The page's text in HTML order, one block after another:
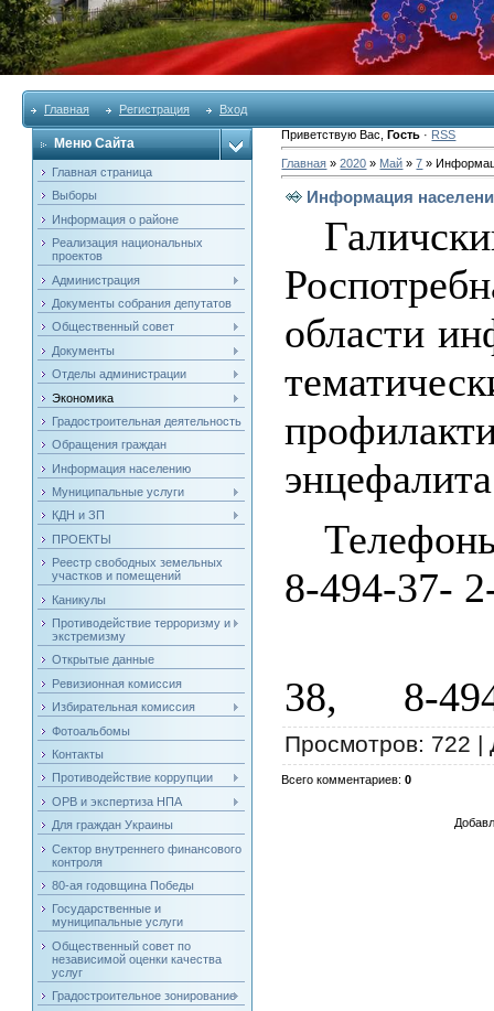
Главная Регистрация Вход
Меню Сайта
Главная страница
Выборы
Информация о районе
Реализация национальных
проектов
Администрация
Документы собрания депутатов
Общественный совет
Документы
Отделы администрации
Экономика
Градостроительная деятельность
Обращения граждан
Информация населению
Муниципальные услуги
КДН и ЗП
ПРОЕКТЫ
Реестр свободных земельных
участков и помещений
Каникулы
Противодействие терроризму и
экстремизму
Открытые данные
Ревизионная комиссия
Избирательная комиссия
Фотоальбомы
Контакты
Противодействие коррупции
ОРВ и экспертиза НПА
Для граждан Украины
Сектор внутреннего финансового
контроля
80-ая годовщина Победы
Государственные и
муниципальные услуги
Общественный совет по
независимой оценки качества
услуг
Градостроительное зонирование
Приветствую Вас ,Гость · RSS
Главная »2020 » Май » 7 »
Информация
области
8-494-37-
38, 8-
Просмотров: 722 |
Всего комментариев:0